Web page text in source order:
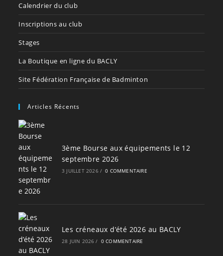
Calendrier du club
Inscriptions au club
Stages
La Boutique en ligne du BACLY
Site Fédération Française de Badminton
Articles Récents
3ème Bourse aux équipements le 12
septembre 2026
3 JUILLET 2026 / 0 COMMENTAIRE
Les créneaux d’été 2026 au BACLY
28 JUIN 2026 / 0 COMMENTAIRE